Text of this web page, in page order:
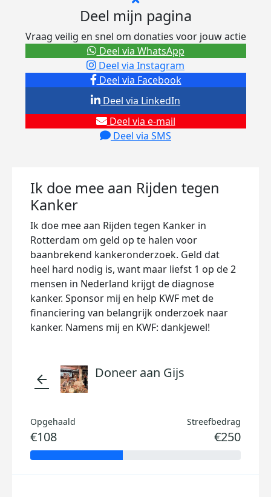
Deel mijn pagina
Vraag veilig en snel om donaties voor jouw actie
Deel via Facebook
Deel via Instagram
Deel via e-mail
Deel via SMS
Deel via LinkedIn
Deel via WhatsApp
Ik doe mee aan Rijden tegen
Kanker
Ik doe mee aan Rijden tegen Kanker in
Rotterdam om geld op te halen voor
baanbrekend kankeronderzoek. Geld dat
heel hard nodig is, want maar liefst 1 op de 2
mensen in Nederland krijgt de diagnose
kanker. Sponsor mij en help KWF met de
financiering van belangrijk onderzoek naar
kanker. Namens mij en KWF: dankjewel!
arrow_back Doneer aan Gijs
Opgehaald
€108
Streefbedrag
€250